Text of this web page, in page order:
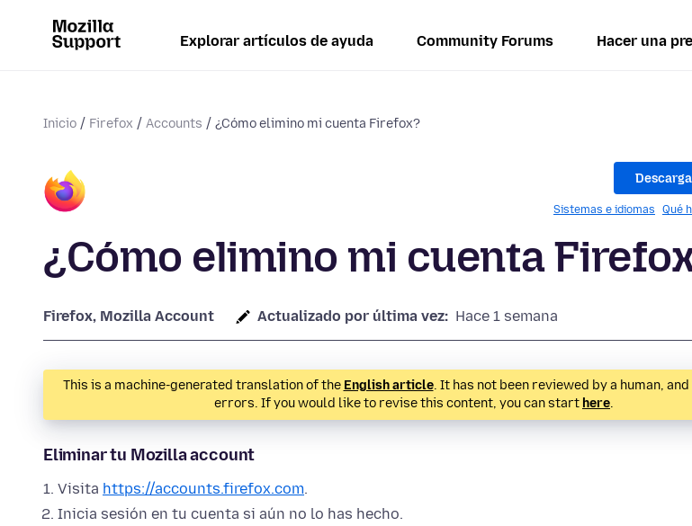
Explorar artículos de ayuda Community Forums Hacer una
Inicio Firefox Accounts ¿Cómo elimino mi cuenta Firefox?
Sistemas e idiomas Qué
¿Cómo elimino mi cuenta
Firefox, Mozilla Account Actualizado por última vez: Hace 1 semana
This is a machine-generated translation of the English article. It has not been reviewed by a human,
errors. If you would like to revise this content, you can start here.
Eliminar tu Mozilla account
Visita https://accounts.firefox.com.
Inicia sesión en tu cuenta si aún no lo has hecho.